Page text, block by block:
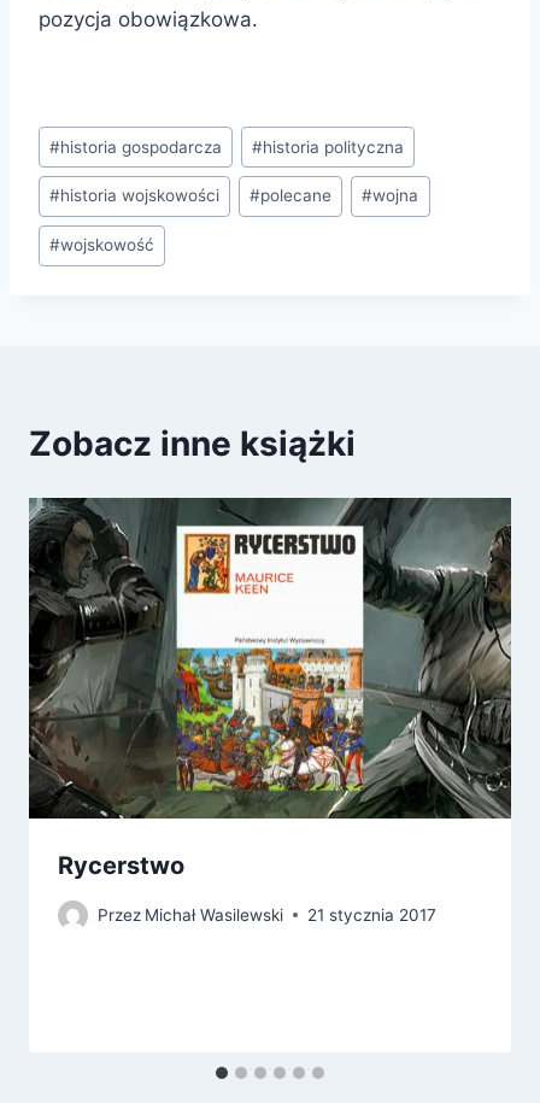
pozycja obowiązkowa.
Tagi
wpisu:
#historia gospodarcza #historia polityczna
#historia wojskowości #polecane #wojna
#wojskowość
Zobacz inne książki
Rycerstwo
Przez Michał Wasilewski 21 stycznia 2017